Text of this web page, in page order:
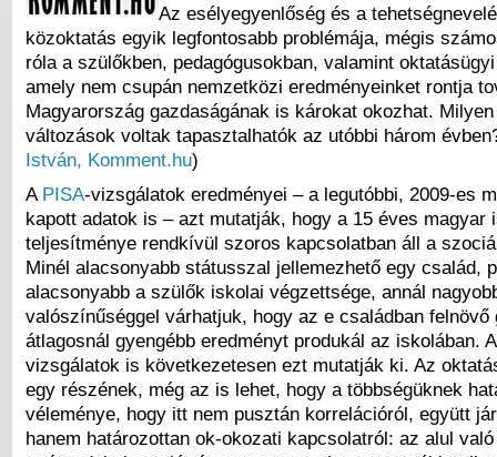
Az esélyegyenlőség és a
közoktatás egyik legfontosabb problémája, mégis
róla a szülőkben, pedagógusokban, valamint
amely nem csupán nemzetközi eredményeinket rontja
Magyarország gazdaságának is károkat okozhat.
változások voltak tapasztalhatók az utóbbi három
István, Komment.hu)
A PISA-vizsgálatok eredményei – a legutóbbi, 2009-es
kapott adatok is – azt mutatják, hogy a 15 éves magyar
teljesítménye rendkívül szoros kapcsolatban áll a
Minél alacsonyabb státusszal jellemezhető egy család,
alacsonyabb a szülők iskolai végzettsége, annál
valószínűséggel várhatjuk, hogy az e családban felnövő
átlagosnál gyengébb eredményt produkál az iskolában.
vizsgálatok is következetesen ezt mutatják ki. Az
egy részének, még az is lehet, hogy a többségüknek
véleménye, hogy itt nem pusztán korrelációról, együtt
hanem határozottan ok-okozati kapcsolatról: az alul